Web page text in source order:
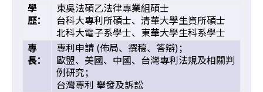
學
歷：
東吳法碩乙法律專業組碩士
台科大專利所碩士、清華大學生資所碩士
北科大電子系學士、東華大學生科系學士
專
長：
專利申請 (佈局、撰稿、答辯)；
歐盟、美國、中國、台灣專利法規及相關判
例研究；
台灣專利 舉發及訴訟